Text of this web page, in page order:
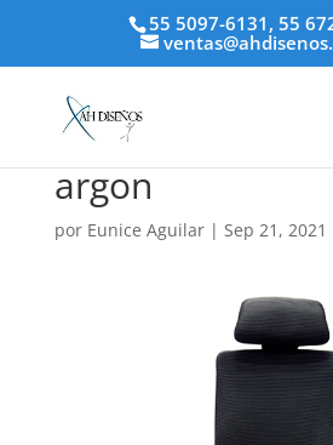
55 5097-6131, 55
argon
por Eunice Aguilar| Sep 21, 2021